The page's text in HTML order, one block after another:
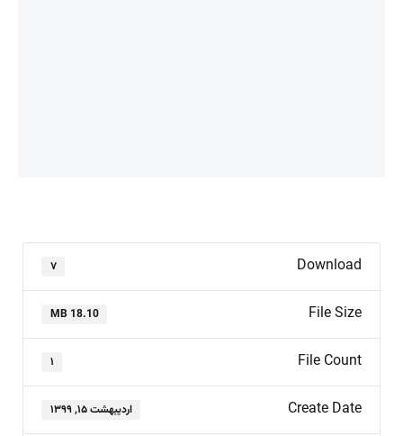
Download ۷
File Size
18.10 MB
File Count ۱
Create Date اردیبهشت ۱۵, ۱۳۹۹